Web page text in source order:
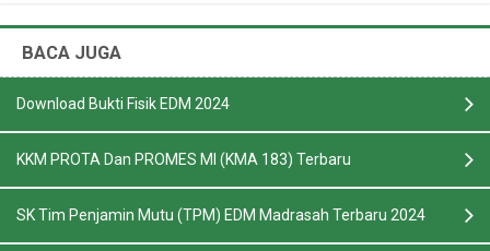
BACA JUGA
Download Bukti Fisik EDM 2024
KKM PROTA Dan PROMES MI (KMA 183) Terbaru
SK Tim Penjamin Mutu (TPM) EDM Madrasah Terbaru 2024